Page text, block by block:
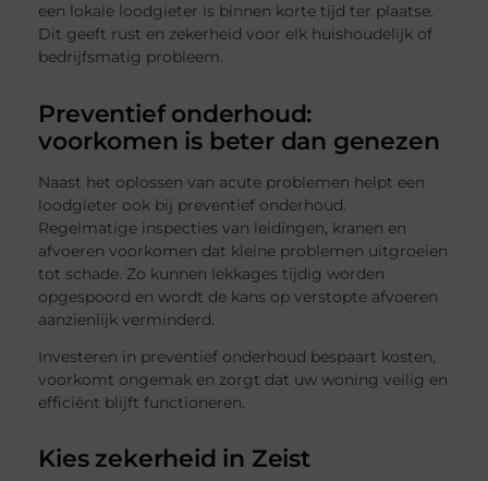
een lokale loodgieter is binnen korte tijd ter plaatse.
Dit geeft rust en zekerheid voor elk huishoudelijk of
bedrijfsmatig probleem.
Preventief onderhoud:
voorkomen is beter dan genezen
Naast het oplossen van acute problemen helpt een
loodgieter ook bij preventief onderhoud.
Regelmatige inspecties van leidingen, kranen en
afvoeren voorkomen dat kleine problemen uitgroeien
tot schade. Zo kunnen lekkages tijdig worden
opgespoord en wordt de kans op verstopte afvoeren
aanzienlijk verminderd.
Investeren in preventief onderhoud bespaart kosten,
voorkomt ongemak en zorgt dat uw woning veilig en
efficiënt blijft functioneren.
Kies zekerheid in Zeist